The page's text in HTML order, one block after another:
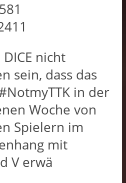
nicht
sein, dass das
in der
Woche von
Spielern im
mit
V erwä